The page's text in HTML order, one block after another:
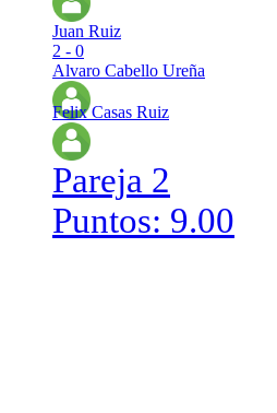
Juan Ruiz
2 - 0
Alvaro Cabello Ureña
Felix Casas Ruiz
Pareja 2
Puntos: 9.00